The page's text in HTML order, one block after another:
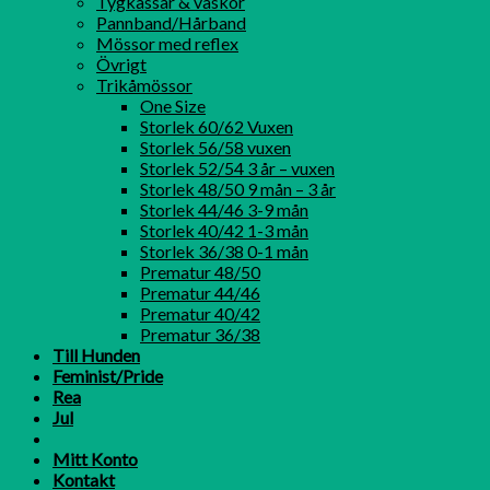
Pannband/Hårband
Mössor med reflex
Övrigt
Trikåmössor
One Size
Storlek 60/62 Vuxen
Storlek 56/58 vuxen
Storlek 52/54 3 år – vuxen
Storlek 48/50 9 mån – 3 år
Storlek 44/46 3-9 mån
Storlek 40/42 1-3 mån
Storlek 36/38 0-1 mån
Prematur 48/50
Prematur 44/46
Prematur 40/42
Prematur 36/38
Till Hunden
Feminist/Pride
Rea
Jul
Mitt Konto
Kontakt